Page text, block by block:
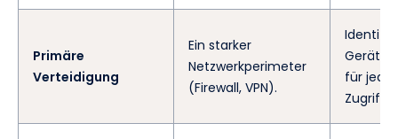
Primäre
Verteidigung
Ein starker
Netzwerkperimeter
(Firewall, VPN).
für jede